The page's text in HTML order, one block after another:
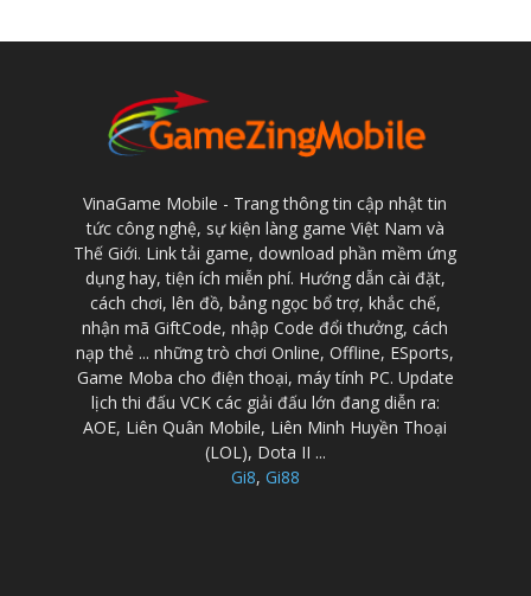
VinaGame Mobile - Trang thông tin cập nhật tin
tức công nghệ, sự kiện làng game Việt Nam và
Thế Giới. Link tải game, download phần mềm ứng
dụng hay, tiện ích miễn phí. Hướng dẫn cài đặt,
cách chơi, lên đồ, bảng ngọc bổ trợ, khắc chế,
nhận mã GiftCode, nhập Code đổi thưởng, cách
nạp thẻ ... những trò chơi Online, Offline, ESports,
Game Moba cho điện thoại, máy tính PC. Update
lịch thi đấu VCK các giải đấu lớn đang diễn ra:
AOE, Liên Quân Mobile, Liên Minh Huyền Thoại
(LOL), Dota II ...
Gi8, Gi88